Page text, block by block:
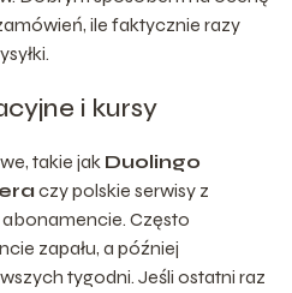
ile faktycznie razy
i kursy
takie jak Duolingo
czy polskie serwisy z
abonamencie. Często
zapału, a później
tygodni. Jeśli ostatni raz